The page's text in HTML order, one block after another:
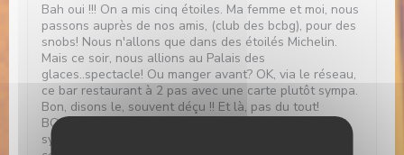
Bah oui !!! On a mis cinq étoiles. Ma femme et moi, nous
passons auprès de nos amis, (club des bcbg), pour des
snobs! Nous n'allons que dans des étoilés Michelin.
Mais ce soir, nous allions au Palais des
glaces..spectacle! Ou manger avant? OK, via le réseau,
ce bar restaurant à 2 pas avec une carte plutôt sympa.
Bon, disons le, souvent déçu !! Et là, pas du tout!
BONNE PIOCHE !!! Accueil jeune, chaleureux,
sympathique ! Cadre d'jeun's, assise comfort. Prise de